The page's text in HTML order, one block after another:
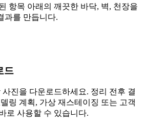
항목 아래의 깨끗한 바닥, 벽, 천장을
과를 만듭니다.
드
진을 다운로드하세요. 정리 전후 결
링 계획, 가상 재스테이징 또는 고객
로 사용할 수 있습니다.